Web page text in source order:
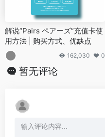
解说“Pairs ペアーズ”充值卡使
用方法 | 购买方式、优缺点
162,030 0
暂无评论